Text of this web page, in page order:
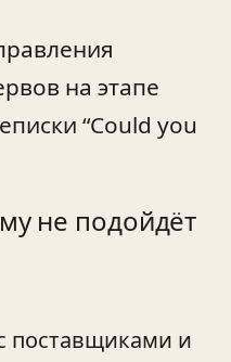
на этапе
“Could you
не подойдёт
поставщиками и